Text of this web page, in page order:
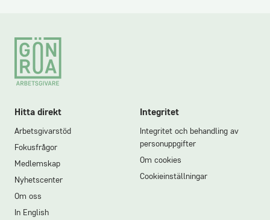
Footer
Hitta direkt
Arbetsgivarstöd
Fokusfrågor
Medlemskap
Nyhetscenter
Om oss
In English
Integritet
Integritet och behandling av
personuppgifter
Om cookies
Cookieinställningar